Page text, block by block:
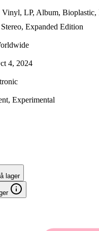
Vinyl, LP, Album, Bioplastic,
Expanded Edition
4, 2024
Experimental
lager